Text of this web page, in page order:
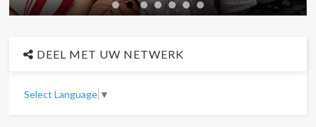
DEEL MET UW NETWERK
Select Language ▼